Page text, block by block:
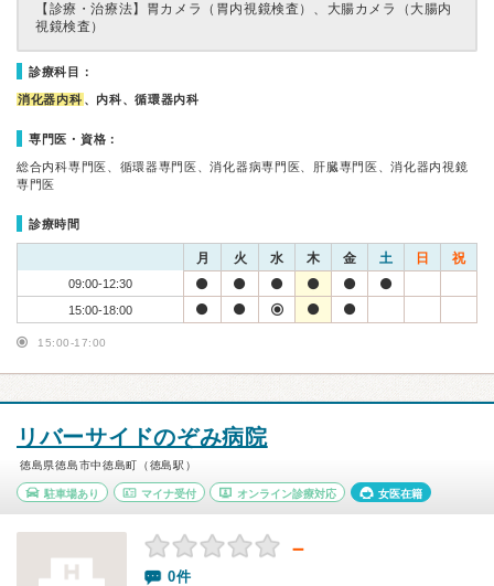
【診療・治療法】 胃カメラ（胃内視鏡検査）、大腸カメラ（大腸内
視鏡検査）
診療科目：
消化器内科 、内科、循環器内科
専門医・資格：
総合内科専門医、循環器専門医、消化器病専門医、肝臓専門医、消化器内視鏡
専門医
診療時間
月 火 水 木 金 土 日 祝
09:00-12:30
15:00-18:00
15:00-17:00
リバーサイドのぞみ病院
徳島県徳島市中徳島町（徳島駅）
駐車場あり マイナ受付 オンライン診療対応 女医在籍
－
0件